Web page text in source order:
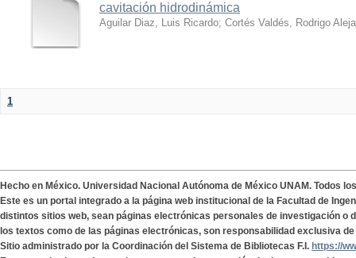
cavitación hidrodinámica
Aguilar Diaz, Luis Ricardo; Cortés Valdés, Rodrigo
1
Hecho en México. Universidad Nacional Autónoma de México UNAM. Todos
Este es un portal integrado a la página web institucional de la Facultad de
distintos sitios web, sean páginas electrónicas personales de investigación o
los textos como de las páginas electrónicas, son responsabilidad exclusiva
Sitio administrado por la Coordinación del Sistema de Bibliotecas F.I. https://